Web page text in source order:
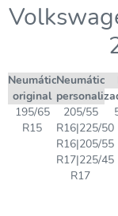
Neumático
original
Neumático
195/65
R15
205/55
R16|225/50
R16|205/55
R17|225/45
R17